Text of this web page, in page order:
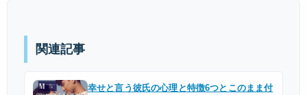
関連記事
幸せと言う彼氏の心理と特徴6つとこのまま付